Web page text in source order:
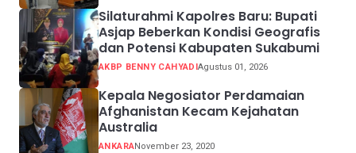
Silaturahmi Kapolres Baru: Bupati
Asjap Beberkan Kondisi Geografis
dan Potensi Kabupaten Sukabumi
AKBP BENNY CAHYADIAgustus 01, 2026
Kepala Negosiator Perdamaian
Afghanistan Kecam Kejahatan
Australia
ANKARANovember 23, 2020